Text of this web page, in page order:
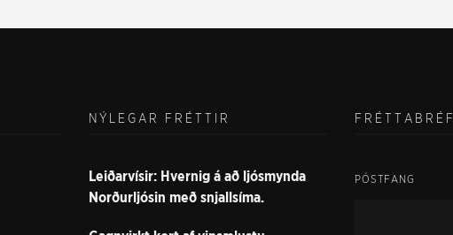
NÝLEGAR FRÉTTIR
Leiðarvísir: Hvernig á að ljósmynda
Norðurljósin með snjallsíma.
FRÉTTABRÉF
PÓSTFANG